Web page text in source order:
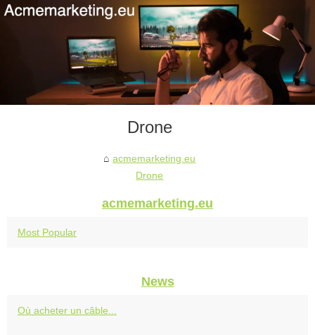
Drone
acmemarketing.eu
Drone
acmemarketing.eu
Most Popular
News
Où acheter un câble...